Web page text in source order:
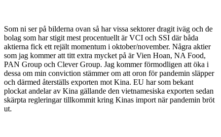
Som ni ser på bilderna ovan så har vissa sektorer dragit iväg och de
bolag som har stigit mest procentuellt är VCI och SSI där båda
aktierna fick ett rejält momentum i oktober/november. Några aktier
som jag kommer att titt extra mycket på är Vien Hoan, NA Food,
PAN Group och Clever Group. Jag kommer förmodligen att öka i
dessa om min conviction stämmer om att oron för pandemin släpper
och därmed återställs exporten mot Kina. EU har som bekant
plockat andelar av Kina gällande den vietnamesiska exporten sedan
skärpta regleringar tillkommit kring Kinas import när pandemin bröt
ut.